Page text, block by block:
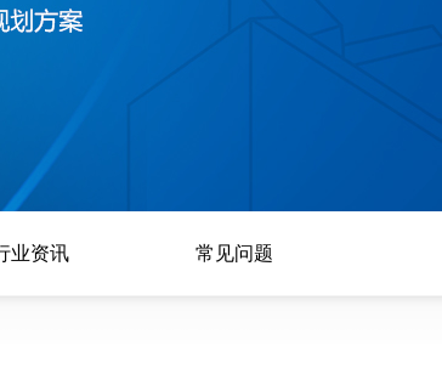
业资讯 常见问题